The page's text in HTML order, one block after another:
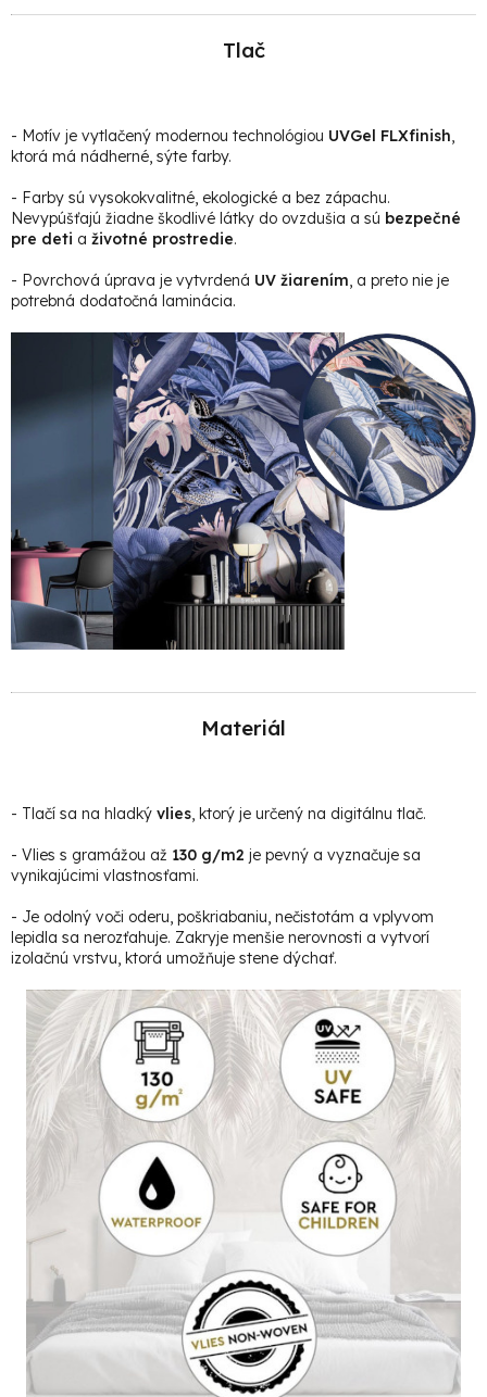
Tlač
- Motív je vytlačený modernou technológiou UVGel FLXfinish,
ktorá má nádherné, sýte farby.
- Farby sú vysokokvalitné, ekologické a bez zápachu.
Nevypúšťajú žiadne škodlivé látky do ovzdušia a sú bezpečné
pre deti a životné prostredie.
- Povrchová úprava je vytvrdená UV žiarením, a preto nie je
potrebná dodatočná laminácia.
Materiál
- Tlačí sa na hladký vlies, ktorý je určený na digitálnu tlač.
- Vlies s gramážou až 130 g/m2 je pevný a vyznačuje sa
vynikajúcimi vlastnosťami.
- Je odolný voči oderu, poškriabaniu, nečistotám a vplyvom
lepidla sa nerozťahuje. Zakryje menšie nerovnosti a vytvorí
izolačnú vrstvu, ktorá umožňuje stene dýchať.